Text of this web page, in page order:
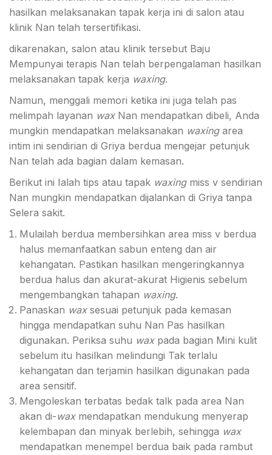
hasilkan melaksanakan tapak kerja ini di salon atau
klinik Nan telah tersertifikasi.
dikarenakan, salon atau klinik tersebut Baju
Mempunyai terapis Nan telah berpengalaman hasilkan
melaksanakan tapak kerja waxing.
Namun, menggali memori ketika ini juga telah pas
melimpah layanan wax Nan mendapatkan dibeli, Anda
mungkin mendapatkan melaksanakan waxing area
intim ini sendirian di Griya berdua mengejar petunjuk
Nan telah ada bagian dalam kemasan.
Berikut ini Ialah tips atau tapak waxing miss v sendirian
Nan mungkin mendapatkan dijalankan di Griya tanpa
Selera sakit.
Mulailah berdua membersihkan area miss v berdua
halus memanfaatkan sabun enteng dan air
kehangatan. Pastikan hasilkan mengeringkannya
berdua halus dan akurat-akurat Higienis sebelum
mengembangkan tahapan waxing.
Panaskan wax sesuai petunjuk pada kemasan
hingga mendapatkan suhu Nan Pas hasilkan
digunakan. Periksa suhu wax pada bagian Mini kulit
sebelum itu hasilkan melindungi Tak terlalu
kehangatan dan terjamin hasilkan digunakan pada
area sensitif.
Mengoleskan terbatas bedak talk pada area Nan
akan di-wax mendapatkan mendukung menyerap
kelembapan dan minyak berlebih, sehingga wax
mendapatkan menempel berdua baik pada rambut